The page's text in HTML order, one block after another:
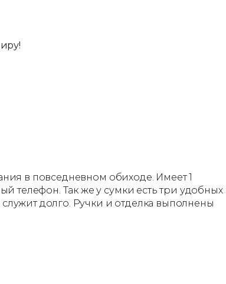
в повседневном обиходе. Имеет 1
телефон. Так же у сумки есть три удобных
долго. Ручки и отделка выполнены